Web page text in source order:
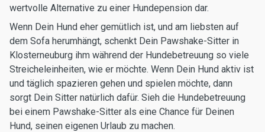
wertvolle Alternative zu einer Hundepension dar.
Wenn Dein Hund eher gemütlich ist, und am liebsten auf
dem Sofa herumhängt, schenkt Dein Pawshake-Sitter in
Klosterneuburg ihm während der Hundebetreuung so viele
Streicheleinheiten, wie er möchte. Wenn Dein Hund aktiv ist
und täglich spazieren gehen und spielen möchte, dann
sorgt Dein Sitter natürlich dafür. Sieh die Hundebetreuung
bei einem Pawshake-Sitter als eine Chance für Deinen
Hund, seinen eigenen Urlaub zu machen.